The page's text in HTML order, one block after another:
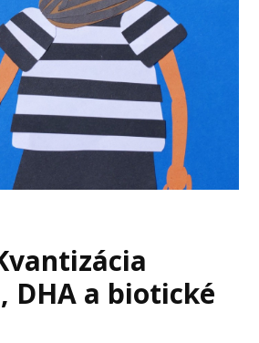
DHA a biotické